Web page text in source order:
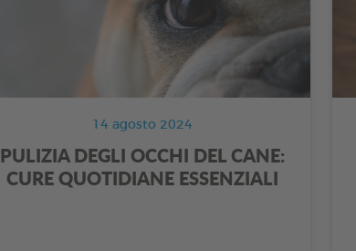
14 agosto 2024
PULIZIA DEGLI OCCHI DEL CANE:
CURE QUOTIDIANE ESSENZIALI